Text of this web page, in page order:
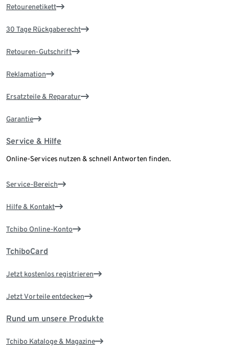
Retourenetikett
30 Tage Rückgaberecht
Retouren-Gutschrift
Reklamation
Ersatzteile & Reparatur
Garantie
Service & Hilfe
Online-Services nutzen & schnell Antworten finden.
Service-Bereich
Hilfe & Kontakt
Tchibo Online-Konto
TchiboCard
Jetzt kostenlos registrieren
Jetzt Vorteile entdecken
Rund um unsere Produkte
Tchibo Kataloge & Magazine